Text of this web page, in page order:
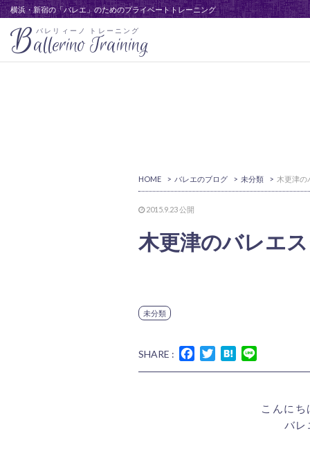
横浜・新宿の「バレエ」のためのプライベートトレーニング
バレリィーノ トレーニング
Ballerino Training
HOME > バレエのブログ > 未分類 >
2015.9.23公開
木更津のバレエ
未分類
SHARE : FacebookTwitterHatena
こんに
バレ